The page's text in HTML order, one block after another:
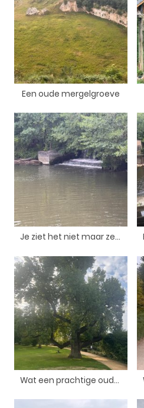
Een oude mergelgroeve
Je ziet het niet maar zeker 5 meter verval van de Geul
Wat een prachtige oude boom